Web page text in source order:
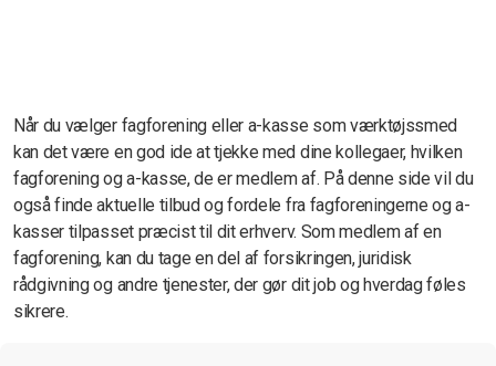
Når du vælger fagforening eller a-kasse som værktøjssmed
kan det være en god ide at tjekke med dine kollegaer, hvilken
fagforening og a-kasse, de er medlem af. På denne side vil du
også finde aktuelle tilbud og fordele fra fagforeningerne og a-
kasser tilpasset præcist til dit erhverv. Som medlem af en
fagforening, kan du tage en del af forsikringen, juridisk
rådgivning og andre tjenester, der gør dit job og hverdag føles
sikrere.